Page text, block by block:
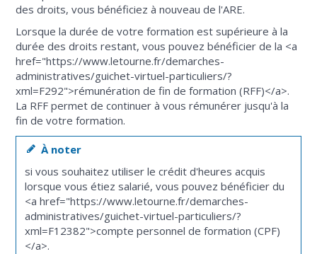
des droits, vous bénéficiez à nouveau de l'ARE.
Lorsque la durée de votre formation est supérieure à la
durée des droits restant, vous pouvez bénéficier de la <a
href="https://www.letourne.fr/demarches-
administratives/guichet-virtuel-particuliers/?
xml=F292">rémunération de fin de formation (RFF)</a>.
La RFF permet de continuer à vous rémunérer jusqu'à la
fin de votre formation.
À noter
si vous souhaitez utiliser le crédit d'heures acquis
lorsque vous étiez salarié, vous pouvez bénéficier du
<a href="https://www.letourne.fr/demarches-
administratives/guichet-virtuel-particuliers/?
xml=F12382">compte personnel de formation (CPF)
</a>.